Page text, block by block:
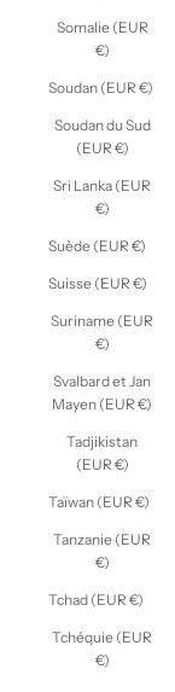
Somalie (EUR
€)
Soudan (EUR €)
Soudan du Sud
(EUR €)
Sri Lanka (EUR
€)
Suède (EUR €)
Suisse (EUR €)
Suriname (EUR
€)
Svalbard et Jan
Mayen (EUR €)
Tadjikistan
(EUR €)
Taïwan (EUR €)
Tanzanie (EUR
€)
Tchad (EUR €)
Tchéquie (EUR
€)